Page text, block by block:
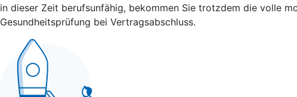
in dieser Zeit berufsunfähig, bekommen Sie trotzdem die volle
Gesundheitsprüfung bei Vertragsabschluss.